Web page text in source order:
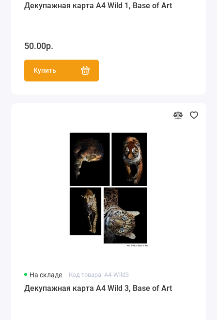
Декупажная карта А4 Wild 1, Base of Art
50.00р.
Купить
На складе Код товара: A4-Wild3
Декупажная карта А4 Wild 3, Base of Art